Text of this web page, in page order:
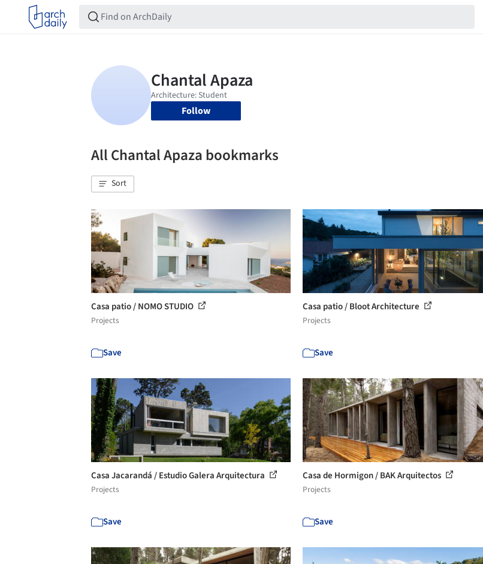
Follow
All Chantal Apaza bookmarks
Sort
Casa patio / NOMO STUDIO
Projects
Save
Casa patio / Bloot Architecture
Projects
Save
Casa Jacarandá / Estudio Galera Arquitectura
Projects
Save
Casa de Hormigon / BAK Arquitectos
Projects
Save